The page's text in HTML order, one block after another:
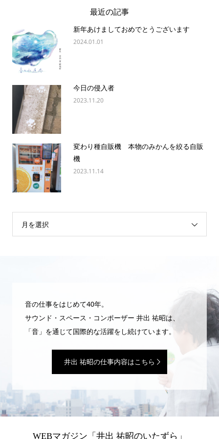
最近の記事
新年あけましておめでとうございます
2024.01.01
今日の侵入者
2023.11.20
変わり種自販機 本物のみかんを絞る自販
機
2023.11.14
月を選択
音の仕事をはじめて40年。
サウンド・スペース・コンポーザー 井出 祐昭は、
「音」を通じて国際的な活躍をし続けています。
井出 祐昭の仕事内容はこちら
WEBマガジン「井出 祐昭のいたずら」